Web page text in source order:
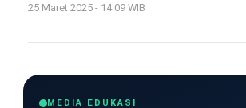
25 Maret 2025 - 14:09 WIB
MEDIA EDUKASI